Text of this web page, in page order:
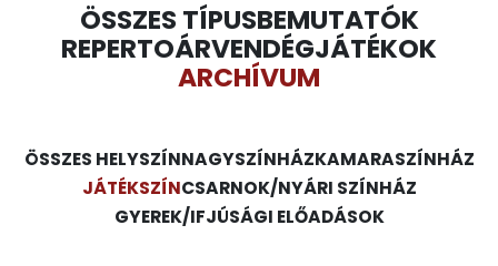
ÖSSZES TÍPUSBEMUTATÓK
REPERTOÁRVENDÉGJÁTÉKOK
ARCHÍVUM
ÖSSZES HELYSZÍNNAGYSZÍNHÁZKAMARASZÍNHÁZ
JÁTÉKSZÍNCSARNOK/NYÁRI SZÍNHÁZ
GYEREK/IFJÚSÁGI ELŐADÁSOK